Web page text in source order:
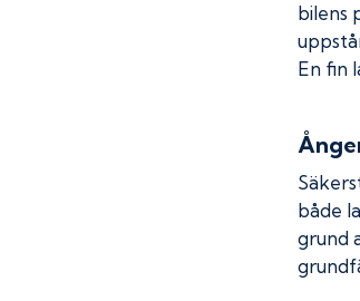
bilens
En fin
både
grund